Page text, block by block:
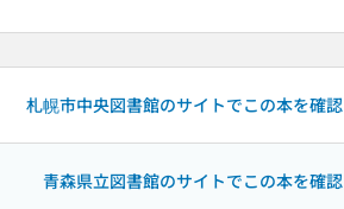
札幌市中央図書館のサイトでこの本を確認
青森県立図書館のサイトでこの本を確認